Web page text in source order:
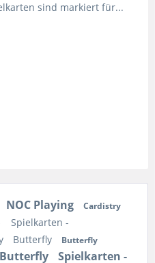
sind markiert für...
NOC Playing Cardistry
Spielkarten -
Butterfly Butterfly
Butterfly Spielkarten -